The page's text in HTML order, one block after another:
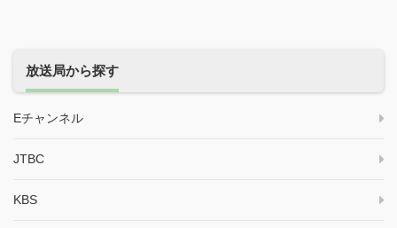
放送局から探す
Eチャンネル
JTBC
KBS